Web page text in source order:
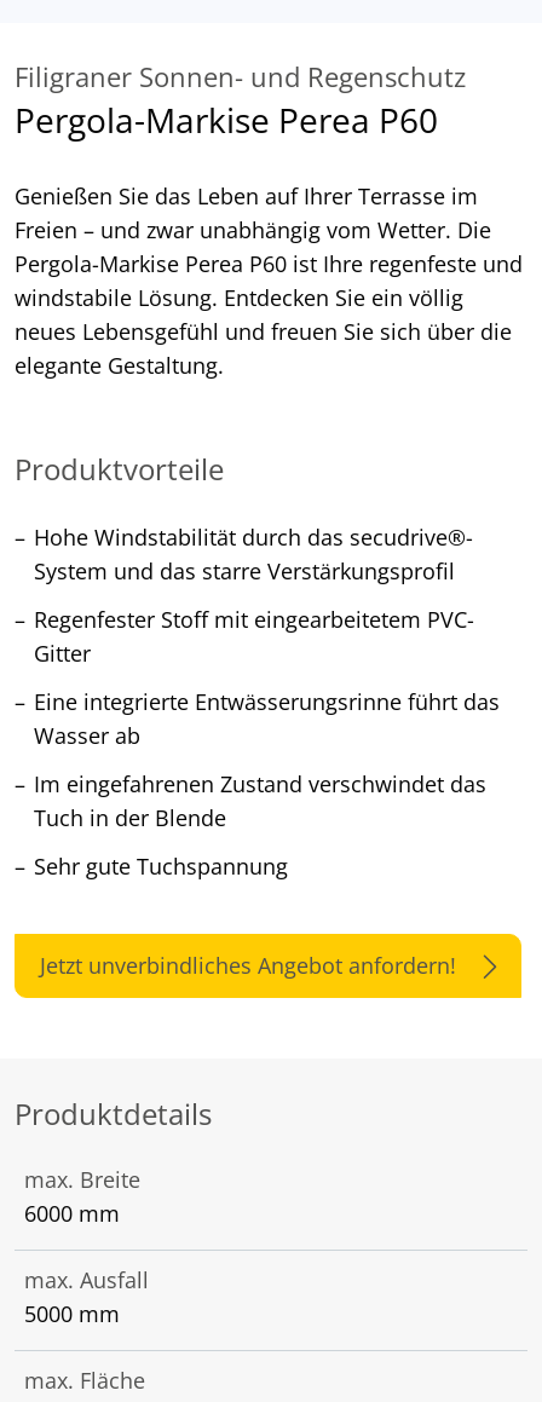
Filigraner Sonnen- und Regenschutz
Pergola-Markise Perea P60
Genießen Sie das Leben auf Ihrer Terrasse im
Freien – und zwar unabhängig vom Wetter. Die
Pergola-Markise Perea P60 ist Ihre regenfeste und
windstabile Lösung. Entdecken Sie ein völlig
neues Lebensgefühl und freuen Sie sich über die
elegante Gestaltung.
Produktvorteile
Hohe Windstabilität durch das secudrive®-
System und das starre Verstärkungsprofil
Regenfester Stoff mit eingearbeitetem PVC-
Gitter
Eine integrierte Entwässerungsrinne führt das
Wasser ab
Im eingefahrenen Zustand verschwindet das
Tuch in der Blende
Sehr gute Tuchspannung
Jetzt unverbindliches Angebot anfordern!
Produktdetails
max. Breite
6000 mm
max. Ausfall
5000 mm
max. Fläche